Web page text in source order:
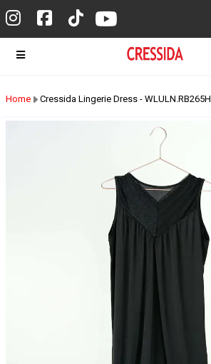
Home Cressida Lingerie Dress - WLULN.RB265H